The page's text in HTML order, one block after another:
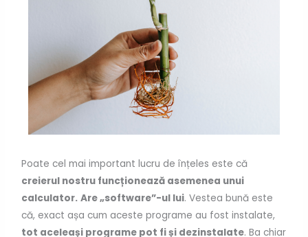
Poate cel mai important lucru de înțeles este că
creierul nostru funcționează asemenea unui
calculator. Are „software”-ul lui. Vestea bună este
că, exact așa cum aceste programe au fost instalate,
tot aceleași programe pot fi și dezinstalate. Ba chiar